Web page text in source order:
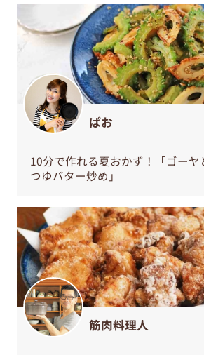
ぱお
10分で作れる夏おかず！「ゴー
つゆバター炒め」
筋肉料理人